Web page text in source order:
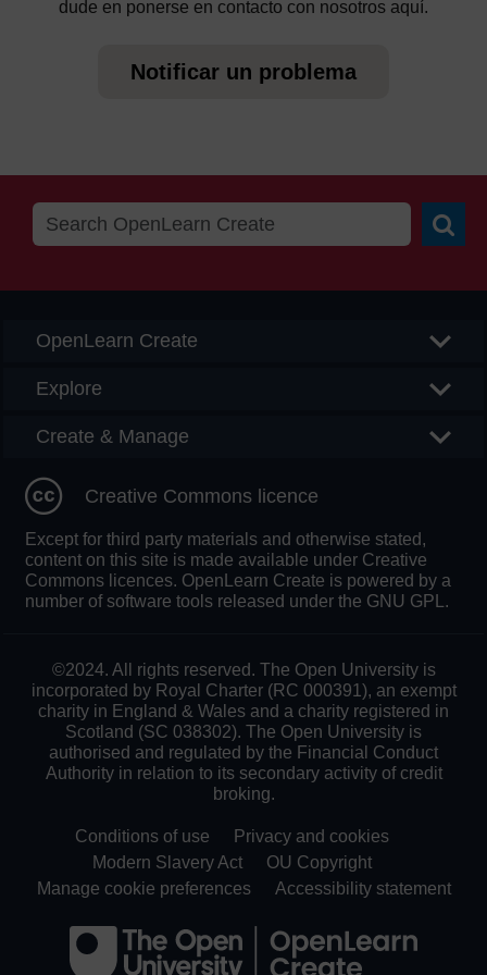
dude en ponerse en contacto con nosotros aquí.
Notificar un problema
OpenLearn Create
Explore
Create & Manage
Creative Commons licence
Except for third party materials and otherwise stated,
content on this site is made available under Creative
Commons licences. OpenLearn Create is powered by a
number of software tools released under the GNU GPL.
©2024. All rights reserved. The Open University is
incorporated by Royal Charter (RC 000391), an exempt
charity in England & Wales and a charity registered in
Scotland (SC 038302). The Open University is
authorised and regulated by the Financial Conduct
Authority in relation to its secondary activity of credit
broking.
Conditions of use
Privacy and cookies
Modern Slavery Act
OU Copyright
Manage cookie preferences
Accessibility statement